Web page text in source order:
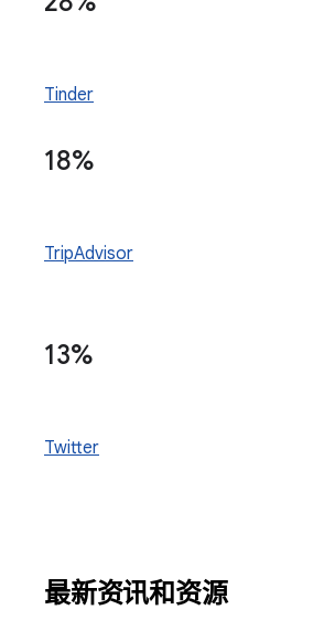
Tinder
18%
TripAdvisor
13%
Twitter
最新资讯和资源